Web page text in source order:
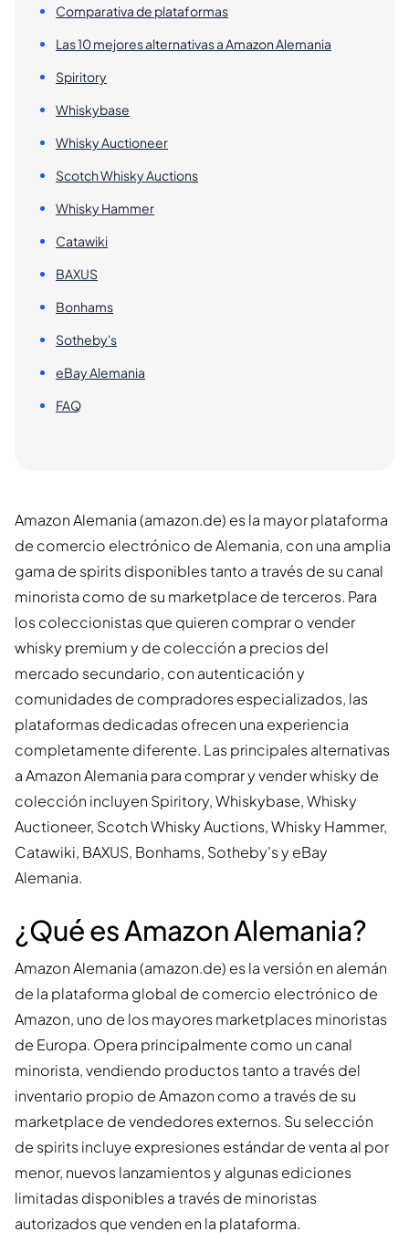
Comparativa de plataformas
Las 10 mejores alternativas a Amazon Alemania
Spiritory
Whiskybase
Whisky Auctioneer
Scotch Whisky Auctions
Whisky Hammer
Catawiki
BAXUS
Bonhams
Sotheby's
eBay Alemania
FAQ
Amazon Alemania (amazon.de) es la mayor plataforma
de comercio electrónico de Alemania, con una amplia
gama de spirits disponibles tanto a través de su canal
minorista como de su marketplace de terceros. Para
los coleccionistas que quieren comprar o vender
whisky premium y de colección a precios del
mercado secundario, con autenticación y
comunidades de compradores especializados, las
plataformas dedicadas ofrecen una experiencia
completamente diferente. Las principales alternativas
a Amazon Alemania para comprar y vender whisky de
colección incluyen Spiritory, Whiskybase, Whisky
Auctioneer, Scotch Whisky Auctions, Whisky Hammer,
Catawiki, BAXUS, Bonhams, Sotheby's y eBay
Alemania.
¿Qué es Amazon Alemania?
Amazon Alemania (amazon.de) es la versión en alemán
de la plataforma global de comercio electrónico de
Amazon, uno de los mayores marketplaces minoristas
de Europa. Opera principalmente como un canal
minorista, vendiendo productos tanto a través del
inventario propio de Amazon como a través de su
marketplace de vendedores externos. Su selección
de spirits incluye expresiones estándar de venta al por
menor, nuevos lanzamientos y algunas ediciones
limitadas disponibles a través de minoristas
autorizados que venden en la plataforma.